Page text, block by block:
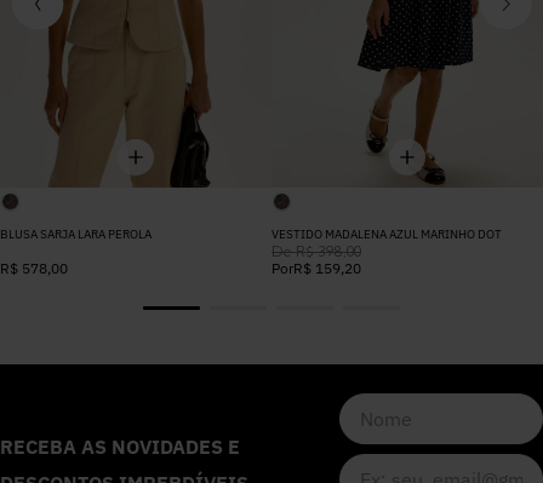
BLUSA SARJA LARA PEROLA
R$ 578,00
VESTIDO MADALENA AZUL MARINHO DOT
De R$ 398,00
PorR$ 159,20
RECEBA AS NOVIDADES E